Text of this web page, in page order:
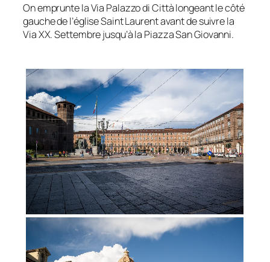
On emprunte la Via Palazzo di Città longeant le côté
gauche de l’église Saint Laurent avant de suivre la
Via XX. Settembre jusqu’à la Piazza San Giovanni.